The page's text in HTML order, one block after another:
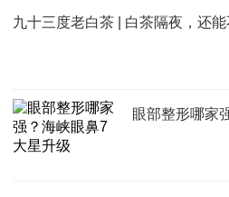
九十三度老白茶 | 白茶隔夜，还
眼部整形哪家